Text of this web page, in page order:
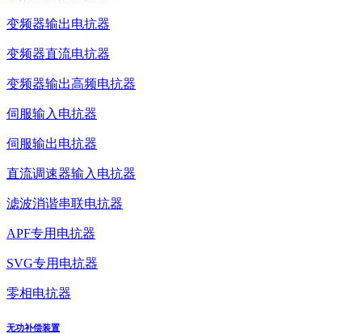
变频器输出电抗器
变频器直流电抗器
变频器输出高频电抗器
伺服输入电抗器
伺服输出电抗器
直流调速器输入电抗器
滤波消谐串联电抗器
APF专用电抗器
SVG专用电抗器
零相电抗器
无功补偿装置